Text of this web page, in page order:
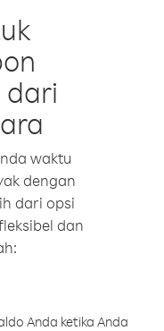
dari
waktu
dengan
dari opsi
dan
Anda ketika Anda